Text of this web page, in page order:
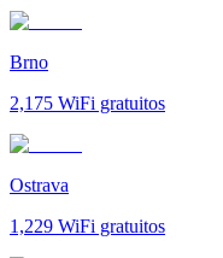
Brno
2,175 WiFi gratuitos
Ostrava
1,229 WiFi gratuitos